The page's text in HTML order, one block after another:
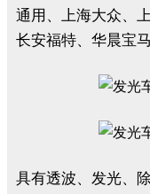
通用、上海大众、
长安福特、华晨宝
具有透波、发光、